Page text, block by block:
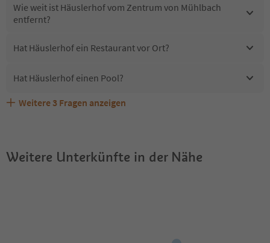
Wie weit ist Häuslerhof vom Zentrum von Mühlbach
entfernt?
Hat Häuslerhof ein Restaurant vor Ort?
Hat Häuslerhof einen Pool?
Sind Haustiere in der Unterkunft Häuslerhof erlaubt?
Welche Services bietet Häuslerhof?
Erhalten die Gäste von Häuslerhof einen Südtirol
Weitere 3 Fragen anzeigen
Weitere Unterkünfte in der Nähe